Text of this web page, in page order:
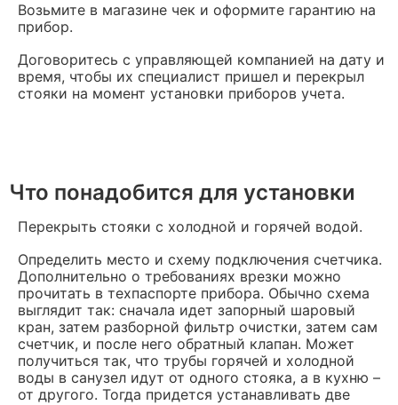
Возьмите в магазине чек и оформите гарантию на
прибор.
Договоритесь с управляющей компанией на дату и
время, чтобы их специалист пришел и перекрыл
стояки на момент установки приборов учета.
Что понадобится для установки
Перекрыть стояки с холодной и горячей водой.
Определить место и схему подключения счетчика.
Дополнительно о требованиях врезки можно
прочитать в техпаспорте прибора. Обычно схема
выглядит так: сначала идет запорный шаровый
кран, затем разборной фильтр очистки, затем сам
счетчик, и после него обратный клапан. Может
получиться так, что трубы горячей и холодной
воды в санузел идут от одного стояка, а в кухню –
от другого. Тогда придется устанавливать две